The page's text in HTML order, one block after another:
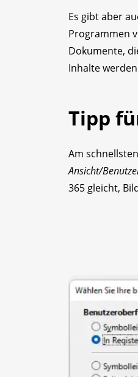
Es gibt aber
Programmen
Dokumente,
Inhalte
Tipp
Am
Ansicht/
365 gleicht,